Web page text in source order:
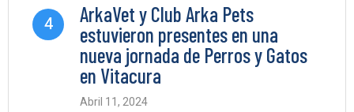
4
ArkaVet y Club Arka Pets
estuvieron presentes en una
nueva jornada de Perros y Gatos
en Vitacura
Abril 11, 2024